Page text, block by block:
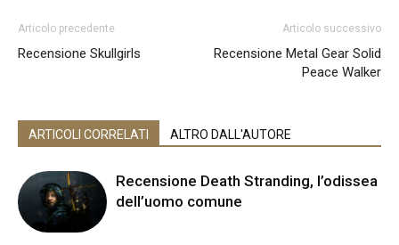
Articolo precedente
Recensione Skullgirls
Articolo successivo
Recensione Metal Gear Solid
Peace Walker
ARTICOLI CORRELATI ALTRO DALL'AUTORE
Recensione Death Stranding, l’odissea
dell’uomo comune